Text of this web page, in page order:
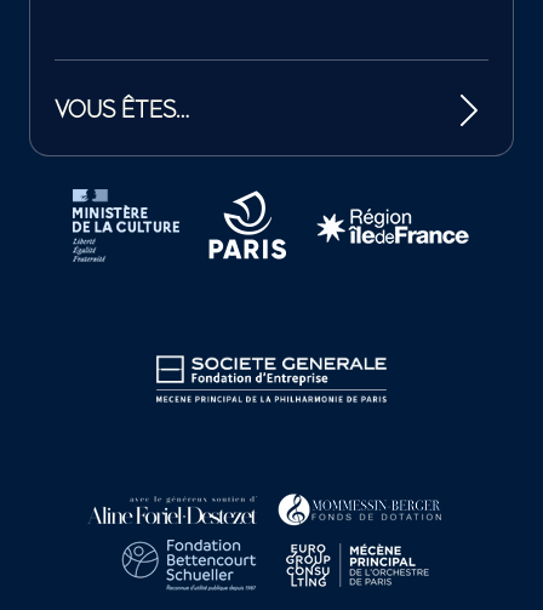
VOUS ÊTES…
Tutelles et mécènes de la Philharmonie de Paris